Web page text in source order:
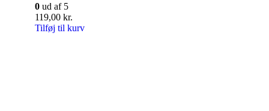
0 ud af 5
119,00 kr.
Tilføj til kurv